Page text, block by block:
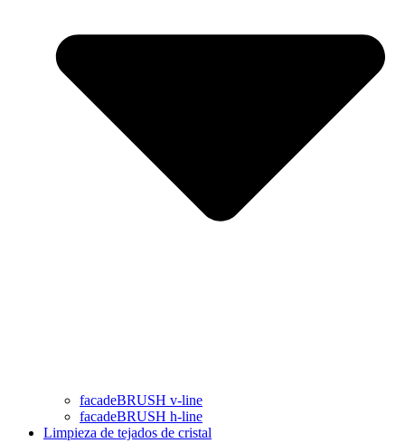
facadeBRUSH v-line
facadeBRUSH h-line
Limpieza de tejados de cristal